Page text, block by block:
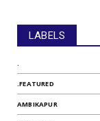
LABELS
.
.FEATURED
AMBIKAPUR